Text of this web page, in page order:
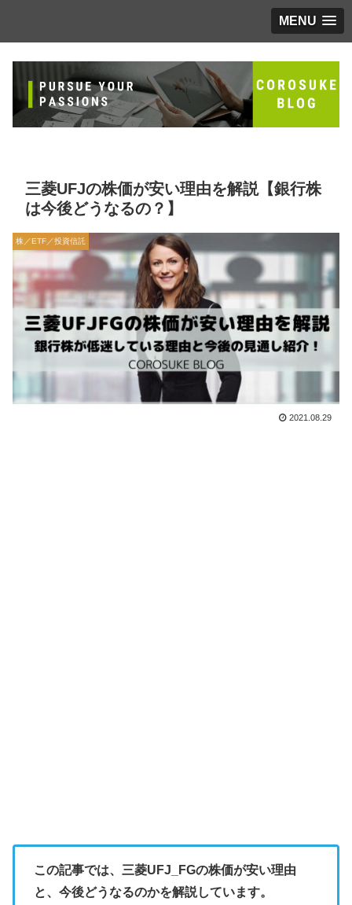
MENU
三菱UFJの株価が安い理由を解説【銀行株
は今後どうなるの？】
株／ETF／投資信託
2021.08.29
この記事では、三菱UFJ_FGの株価が安い理由
と、今後どうなるのかを解説しています。